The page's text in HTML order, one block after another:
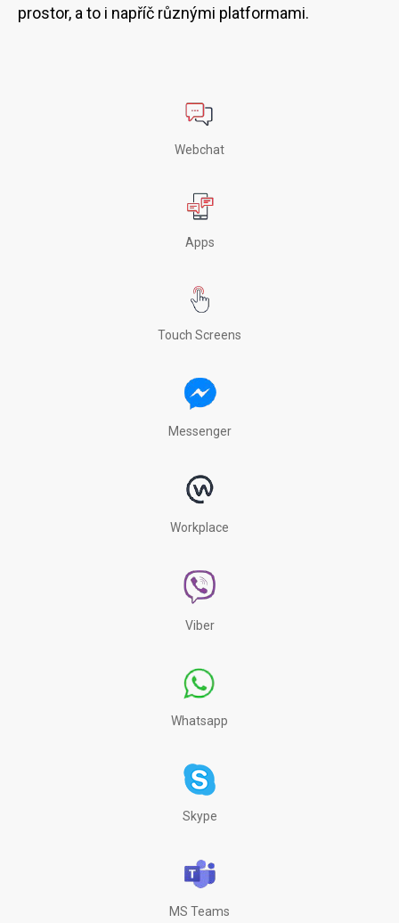
prostor, a to i napříč různými platformami.
Webchat
Apps
Touch Screens
Messenger
Workplace
Viber
Whatsapp
Skype
MS Teams